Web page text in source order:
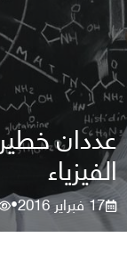
عددان
الفيزياء
17 فبراير 2016 •